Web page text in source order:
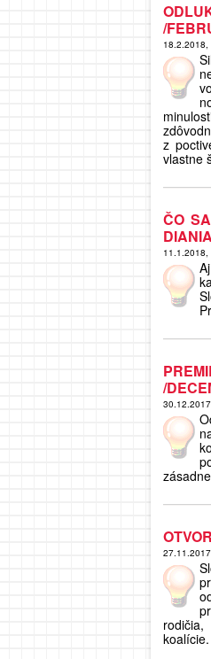
/
18.2.2018,
z
vlastne
ČO
11.1.2018,
/
koalície.